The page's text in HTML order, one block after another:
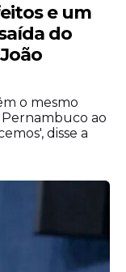
por
mas
proteção de
e um
do
o mesmo
ao
disse a